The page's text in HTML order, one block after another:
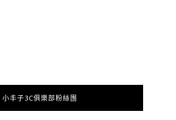
小丰子3C俱樂部粉絲團